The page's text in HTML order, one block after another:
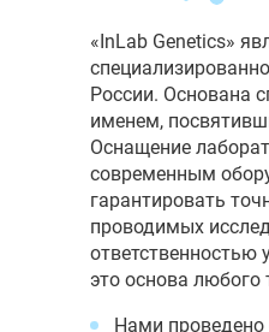
«InLab Genetics»
России. Основана
именем,
Оснащение
современным
гарантировать
проводимых
ответственностью
это основа
Нами